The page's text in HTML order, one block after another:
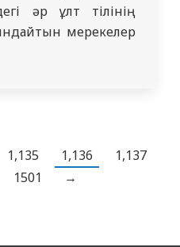
әр ұлт тілінің
мерекелер
Қазақстандағы
№2 жатақханада
1,135 1,136
1,137
1501 →